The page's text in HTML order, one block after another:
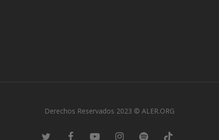
Derechos Reservados 2023 © ALER.ORG